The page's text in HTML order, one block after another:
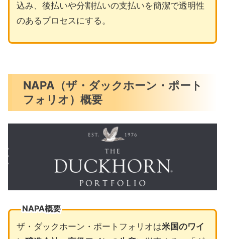
込み、後払いや分割払いの支払いを簡潔で透明性
のあるプロセスにする。
NAPA（ザ・ダックホーン・ポート
フォリオ）概要
NAPA概要
ザ・ダックホーン・ポートフォリオは米国のワイ